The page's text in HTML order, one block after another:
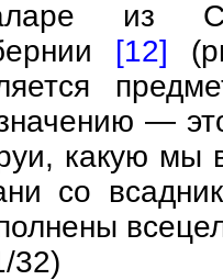
из
[12]
—
какую мы
со
32)